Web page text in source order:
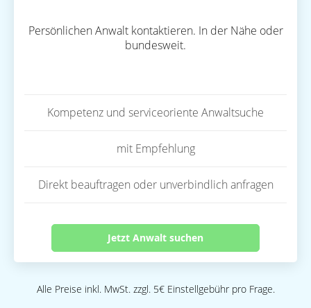
Persönlichen Anwalt kontaktieren. In der Nähe oder
bundesweit.
Kompetenz und serviceoriente Anwaltsuche
mit Empfehlung
Direkt beauftragen oder unverbindlich anfragen
Jetzt Anwalt suchen
Alle Preise inkl. MwSt. zzgl. 5€ Einstellgebühr pro Frage.